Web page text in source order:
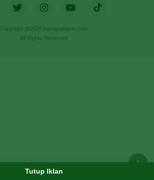
Copyright @2026 sasagupapua.com
All Rights Reserved
Tutup Iklan